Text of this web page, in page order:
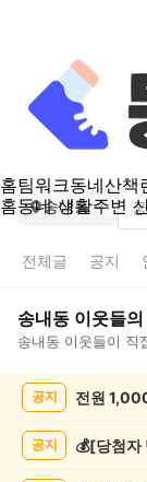
홈팀워크동네산책
홈동네 생활주변
송내동
전체글 공지
송내동 이웃들의
송내동 이웃들이 직
공지 전원
공지